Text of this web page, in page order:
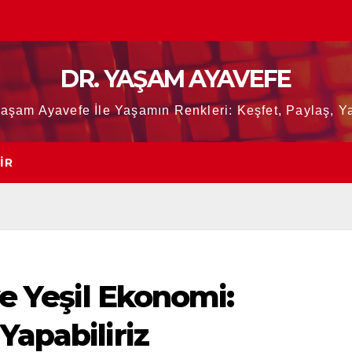
DR. YAŞAM AYAVEFE
Ayavefe İle Yaşamın Renkleri: Keşfet, Paylaş,
Yeşil Ekonomi: